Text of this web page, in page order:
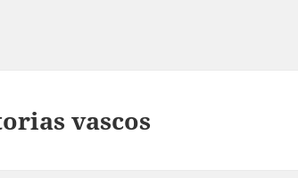
vascos